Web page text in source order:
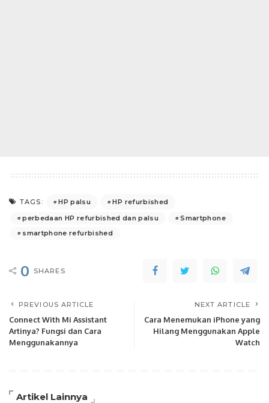
TAGS: HP palsu
HP refurbished
perbedaan HP refurbished dan palsu
Smartphone
smartphone refurbished
0 SHARES
PREVIOUS ARTICLE
Connect With Mi Assistant
Artinya? Fungsi dan Cara
Menggunakannya
NEXT ARTICLE
Cara Menemukan iPhone yang
Hilang Menggunakan Apple
Watch
Artikel Lainnya